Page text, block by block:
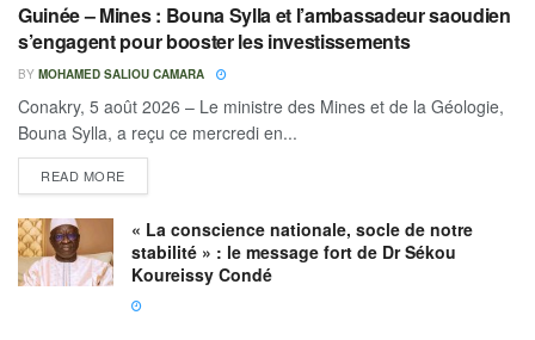
Guinée – Mines : Bouna Sylla et l’ambassadeur saoudien
s’engagent pour booster les investissements
BY MOHAMED SALIOU CAMARA
Conakry, 5 août 2026 – Le ministre des Mines et de la Géologie,
Bouna Sylla, a reçu ce mercredi en...
READ MORE
« La conscience nationale, socle de notre
stabilité » : le message fort de Dr Sékou
Koureissy Condé